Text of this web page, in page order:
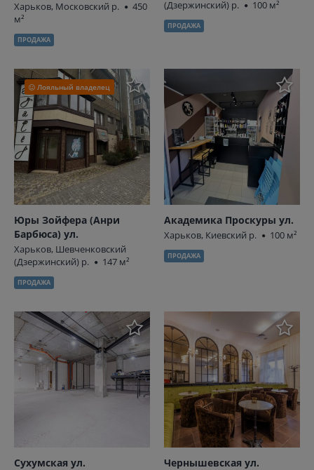
Харьков, Московский р.
450
м²
ПРОДАЖА
(Дзержинский) р.
100 м²
ПРОДАЖА
Лояльный владелец
Юры Зойфера (Анри
Барбюса) ул.
Харьков, Шевченковский
(Дзержинский) р.
147 м²
ПРОДАЖА
Академика Проскуры ул.
Харьков, Киевский р. 100 м²
ПРОДАЖА
Сухумская ул. Чернышевская ул.